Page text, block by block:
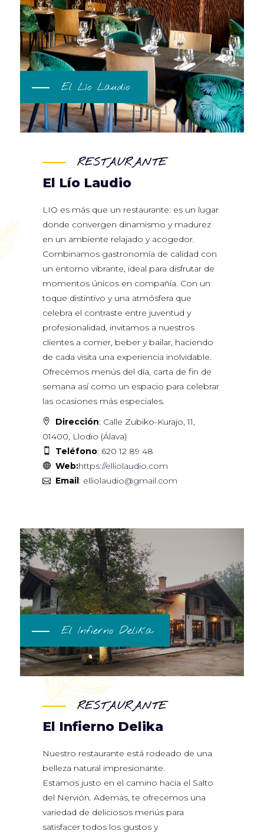
RESTAURANTE
El Lío Laudio
LIO es más que un restaurante: es un lugar
donde convergen dinamismo y madurez
en un ambiente relajado y acogedor.
Combinamos gastronomía de calidad con
un entorno vibrante, ideal para disfrutar de
momentos únicos en compañía. Con un
toque distintivo y una atmósfera que
celebra el contraste entre juventud y
profesionalidad, invitamos a nuestros
clientes a comer, beber y bailar, haciendo
de cada visita una experiencia inolvidable.
Ofrecemos menús del día, carta de fin de
semana así como un espacio para celebrar
las ocasiones más especiales.
Dirección: Calle Zubiko-Kurajo, 11,
01400, Llodio (Álava)
Teléfono: 620 12 89 48
Web:https://elliolaudio.com
Email: elliolaudio@gmail.com
El Lío Laudio
El Infierno Delika
RESTAURANTE
El Infierno Delika
Nuestro restaurante está rodeado de una
belleza natural impresionante.
Estamos justo en el camino hacia el Salto
del Nervión. Además, te ofrecemos una
variedad de deliciosos menús para
satisfacer todos los gustos y